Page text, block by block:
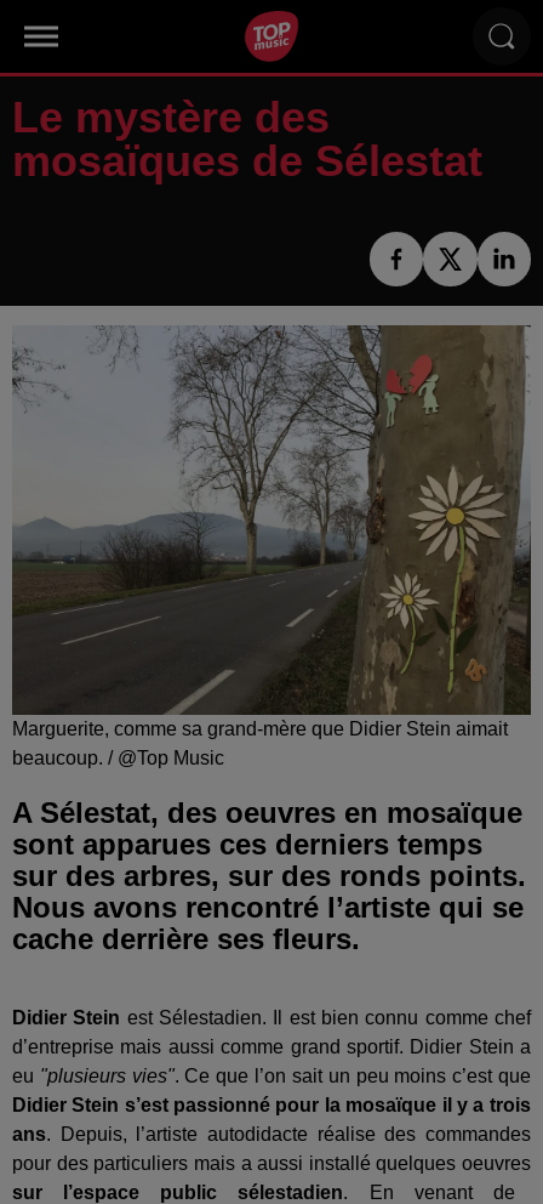
Le mystère des
mosaïques de Sélestat
Marguerite, comme sa grand-mère que Didier Stein aimait
beaucoup. / @Top Music
A Sélestat, des oeuvres en mosaïque
sont apparues ces derniers temps
sur des arbres, sur des ronds points.
Nous avons rencontré l’artiste qui se
cache derrière ses fleurs.
Didier Stein est Sélestadien. Il est bien connu comme chef
d’entreprise mais aussi comme grand sportif. Didier Stein a
eu "plusieurs vies". Ce que l’on sait un peu moins c’est que
Didier Stein s’est passionné pour la mosaïque il y a trois
ans. Depuis, l’artiste autodidacte réalise des commandes
pour des particuliers mais a aussi installé quelques oeuvres
sur l’espace public sélestadien. En venant de